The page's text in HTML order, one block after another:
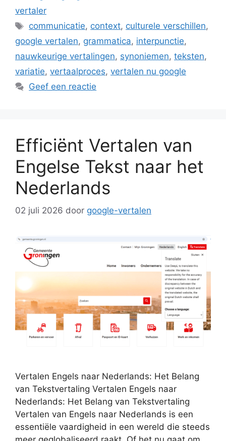
vertaler
Tags
communicatie, context, culturele verschillen,
google vertalen, grammatica, interpunctie,
nauwkeurige vertalingen, synoniemen, teksten,
variatie, vertaalproces, vertalen nu google
Geef een reactie
Efficiënt Vertalen van
Engelse Tekst naar het
Nederlands
02 juli 2026 door google-vertalen
Vertalen Engels naar Nederlands: Het Belang
van Tekstvertaling Vertalen Engels naar
Nederlands: Het Belang van Tekstvertaling
Vertalen van Engels naar Nederlands is een
essentiële vaardigheid in een wereld die steeds